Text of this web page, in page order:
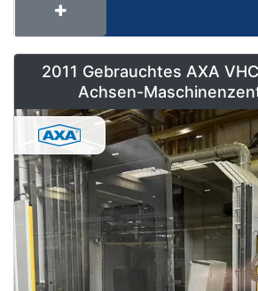
2011 Gebrauchtes AXA
Achsen-